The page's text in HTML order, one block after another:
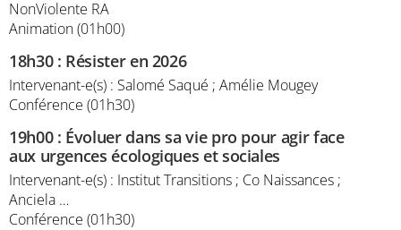
NonViolente RA
Animation (01h00)
18h30: Résister en 2026
Intervenant-e(s) : Salomé Saqué ; Amélie Mougey
Conférence (01h30)
19h00: Évoluer dans sa vie pro pour agir face
aux urgences écologiques et sociales
Intervenant-e(s) : Institut Transitions ; Co Naissances ;
Anciela …
Conférence (01h30)